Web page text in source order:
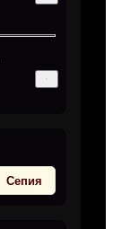
Сепия